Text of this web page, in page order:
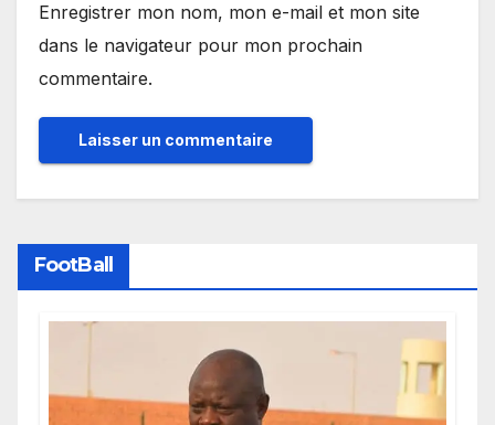
Enregistrer mon nom, mon e-mail et mon site
dans le navigateur pour mon prochain
commentaire.
FootBall